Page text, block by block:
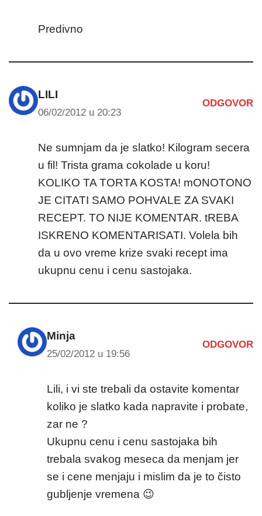
Predivno
LILI
06/02/2012 u 20:23
ODGOVOR
Ne sumnjam da je slatko! Kilogram secera
u fil! Trista grama cokolade u koru!
KOLIKO TA TORTA KOSTA! mONOTONO
JE CITATI SAMO POHVALE ZA SVAKI
RECEPT. TO NIJE KOMENTAR. tREBA
ISKRENO KOMENTARISATI. Volela bih
da u ovo vreme krize svaki recept ima
ukupnu cenu i cenu sastojaka.
Minja
25/02/2012 u 19:56
ODGOVOR
Lili, i vi ste trebali da ostavite komentar
koliko je slatko kada napravite i probate,
zar ne ?
Ukupnu cenu i cenu sastojaka bih
trebala svakog meseca da menjam jer
se i cene menjaju i mislim da je to čisto
gubljenje vremena 😉